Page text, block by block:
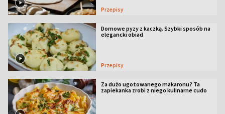
Przepisy
Domowe pyzy z kaczką. Szybki sposób na
elegancki obiad
Przepisy
Za dużo ugotowanego makaronu? Ta
zapiekanka zrobi z niego kulinarne cudo